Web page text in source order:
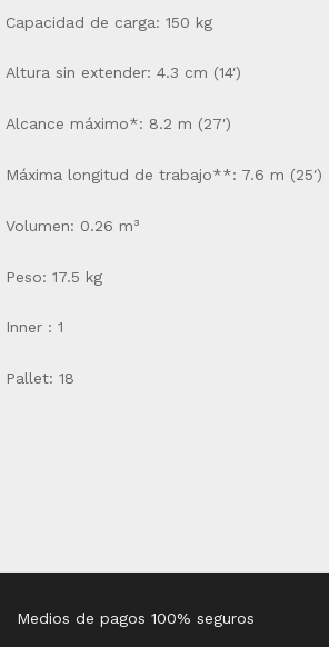
Capacidad de carga: 150 kg
Altura sin extender: 4.3 cm (14′)
Alcance máximo*: 8.2 m (27′)
Máxima longitud de trabajo**: 7.6 m (25′)
Volumen: 0.26 m³
Peso: 17.5 kg
Inner : 1
Pallet: 18
Medios de pagos 100% seguros